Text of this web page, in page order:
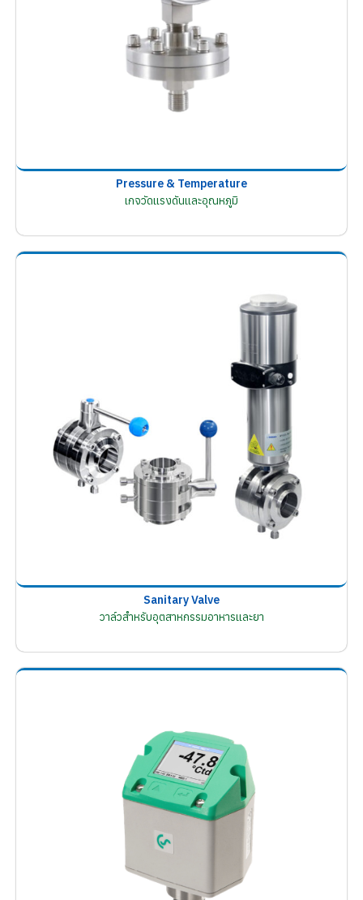
Pressure & Temperature
เกจวัดแรงดันและอุณหภูมิ
Sanitary Valve
วาล์วสำหรับอุตสาหกรรมอาหารและยา